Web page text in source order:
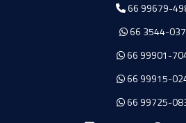
66 99679-
66 3544-
66 99901-
66 99915-
66 99725-